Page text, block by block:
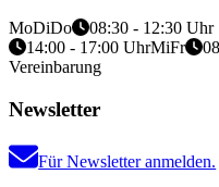
MoDiDo
08:30 - 12:30 Uhr
14:00 - 17:00 UhrMiFr
Vereinbarung
Newsletter
Für Newsletter anmelden.